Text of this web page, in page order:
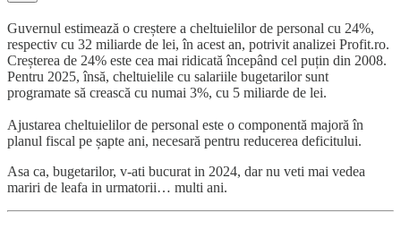
Guvernul estimează o creștere a cheltuielilor de personal cu 24%,
respectiv cu 32 miliarde de lei, în acest an, potrivit analizei Profit.ro.
Creșterea de 24% este cea mai ridicată începând cel puțin din 2008.
Pentru 2025, însă, cheltuielile cu salariile bugetarilor sunt
programate să crească cu numai 3%, cu 5 miliarde de lei.
Ajustarea cheltuielilor de personal este o componentă majoră în
planul fiscal pe șapte ani, necesară pentru reducerea deficitului.
Asa ca, bugetarilor, v-ati bucurat in 2024, dar nu veti mai vedea
mariri de leafa in urmatorii… multi ani.